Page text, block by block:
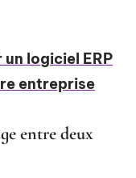
logiciel ERP
entreprise
entre deux